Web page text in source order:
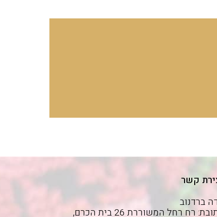
קשר
ברדנוב
כתובת: רח רחל המשוררת 26 בית הכרם,